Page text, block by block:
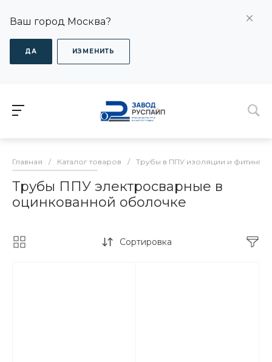
Ваш город Москва?
ДА ИЗМЕНИТЬ
Главная / Каталог товаров / Трубы в ППУ изоляции и фитинги
Трубы ППУ электросварные в
оцинкованной оболочке
Сортировка